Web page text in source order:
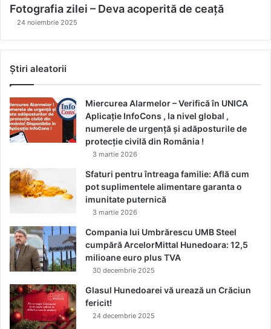
Fotografia zilei – Deva acoperită de ceață
24 noiembrie 2025
Știri aleatorii
Miercurea Alarmelor – Verifică în UNICA
Aplicație InfoCons , la nivel global ,
numerele de urgență și adăposturile de
protecție civilă din România !
3 martie 2026
Sfaturi pentru întreaga familie: Află cum
pot suplimentele alimentare garanta o
imunitate puternică
3 martie 2026
Compania lui Umbrărescu UMB Steel
cumpără ArcelorMittal Hunedoara: 12,5
milioane euro plus TVA
30 decembrie 2025
Glasul Hunedoarei vă urează un Crăciun
fericit!
24 decembrie 2025